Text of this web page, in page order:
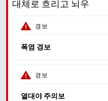
습도
이슬점
AccuLumen Brightness Index™
구름량
대체로 흐리고 뇌우
경보
폭염 경보
경보
열대야 주의보